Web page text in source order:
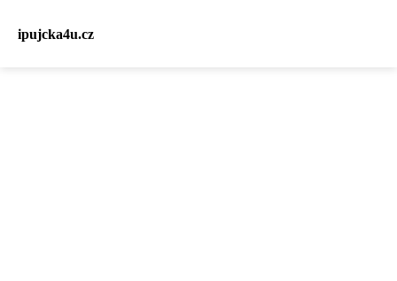
ipujcka4u.cz